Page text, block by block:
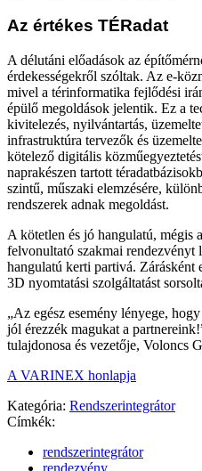
Az értékes TÉRadat
A délutáni előadások az
érdekességekről szóltak. Az e-
mivel a térinformatika fejlődési
épülő megoldások jelentik. Ez a
kivitelezés, nyilvántartás,
infrastruktúra tervezők és
kötelező digitális
naprakészen tartott
szintű, műszaki elemzésére,
rendszerek adnak megoldást.
A kötetlen és jó hangulatú, mégis
felvonultató szakmai rendezvényt
hangulatú kerti partivá. Zárásként
3D nyomtatási szolgáltatást
„Az egész esemény lényege,
jól érezzék magukat a
tulajdonosa és vezetője, Voloncs
A VARINEX honlapja
Kategória: Rendszerintegrátor
Címkék:
rendszerintegrátor
rendezvény